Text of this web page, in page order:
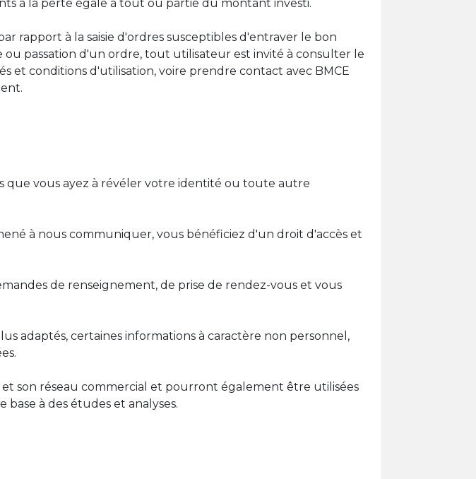
à la perte égale à tout ou partie du montant investi.
rapport à la saisie d'ordres susceptibles d'entraver le bon
passation d'un ordre, tout utilisateur est invité à consulter le
et conditions d'utilisation, voire prendre contact avec BMCE
que vous ayez à révéler votre identité ou toute autre
à nous communiquer, vous bénéficiez d'un droit d'accès et
de renseignement, de prise de rendez-vous et vous
adaptés, certaines informations à caractère non personnel,
et son réseau commercial et pourront également être utilisées
à des études et analyses.